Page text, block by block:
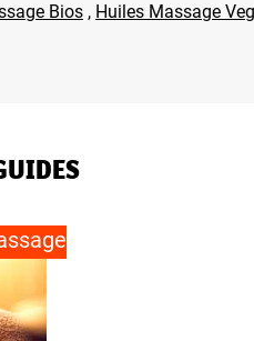
Bios, Huiles Massage